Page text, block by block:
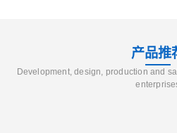
产品推
Development, design, production and